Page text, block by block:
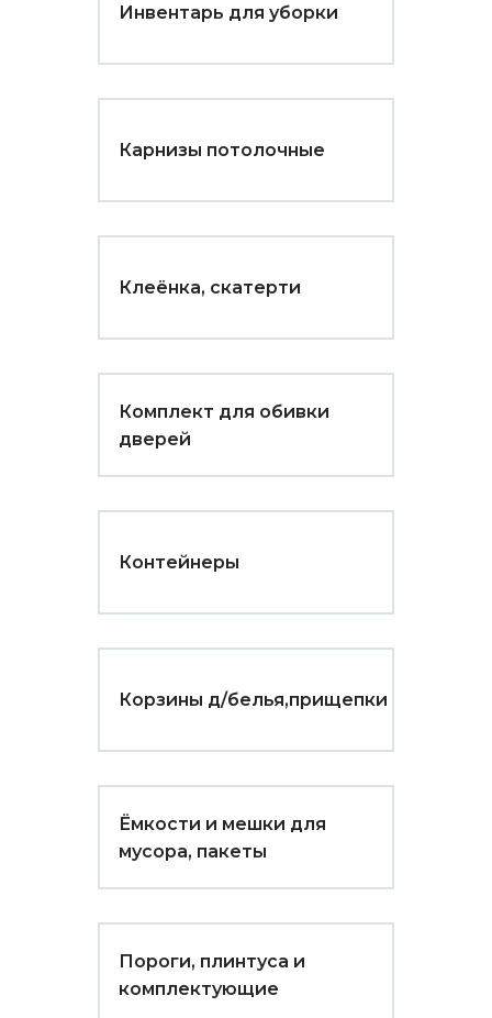
Инвентарь для уборки
Карнизы потолочные
Клеёнка, скатерти
Комплект для обивки
дверей
Контейнеры
Корзины д/белья,прищепки
Ёмкости и мешки для
мусора, пакеты
Пороги, плинтуса и
комплектующие